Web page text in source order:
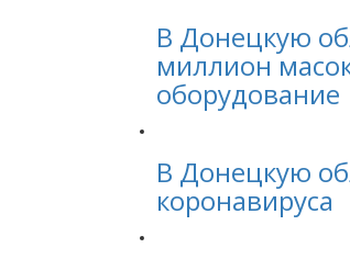
В Донецкую
миллион
оборудование
В Донецкую
коронавируса